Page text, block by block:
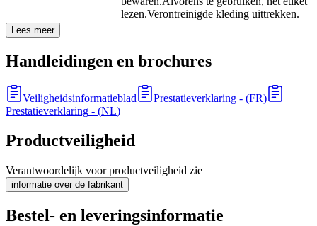
lezen.Verontreinigde kleding uittrekken.
Lees meer
Handleidingen en brochures
Veiligheidsinformatieblad Prestatieverklaring - (FR)
Prestatieverklaring - (NL)
Productveiligheid
Verantwoordelijk voor productveiligheid zie
informatie over de fabrikant
Bestel- en leveringsinformatie